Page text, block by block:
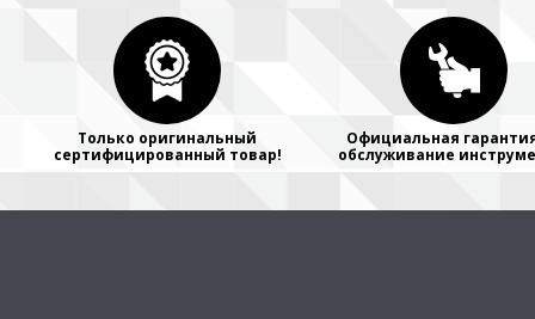
Только оригинальный
сертифицированный товар!
Официальная
обслуживание